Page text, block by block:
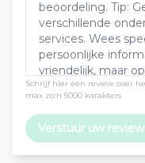
Schrijf hier een review over
max zo’n 5000 karakters
Verstuur uw review